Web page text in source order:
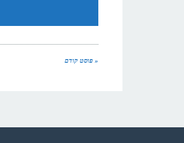
« פוסט קודם